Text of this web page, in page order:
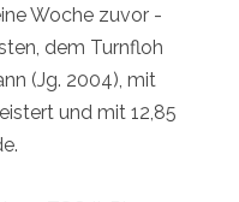
Woche zuvor -
dem Turnfloh
(Jg. 2004), mit
und mit 12,85